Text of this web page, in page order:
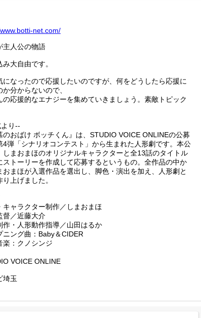
www.botti-net. com/
主人公の物語
み大自由です。
になったので応援したいのですが、何をどうしたら応援に
か分からないので、
の応援的なエナジーを集めていきましょう。素敵トピック
り--
のおばけ ボッチくん』は、STUDIO VOICE ONLINEの公募
4弾「シナリオコンテスト」から生まれた人形劇です。本公
しまおまほのオリジナルキャラクターと全13話のタイトル
ストーリーを作成して応募するというもの。全作品の中か
おまほが入選作品を選出し、脚色・演出を加え、人形劇と
り上げました。
キャラクター制作／しまおまほ
督／近藤大介
作・人形動作指導／山田はるか
ニング曲：Baby＆CIDER
楽：クノシンジ
VOICE ONLINE
埼玉